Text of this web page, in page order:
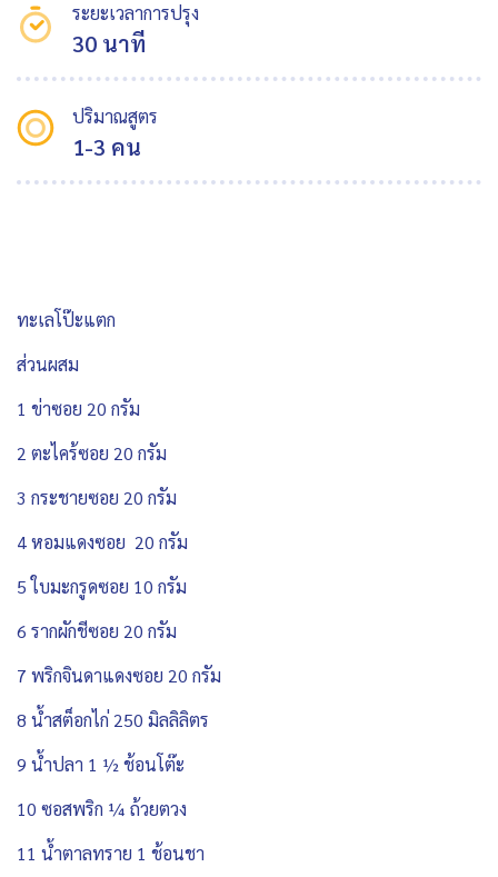
ระยะเวลาการปรุง
30 นาที
ปริมาณสูตร
1-3 คน
ทะเลโป๊ะแตก
ส่วนผสม
1 ข่าซอย 20 กรัม
2 ตะไคร้ซอย 20 กรัม
3 กระชายซอย 20 กรัม
4 หอมแดงซอย 20 กรัม
5 ใบมะกรูดซอย 10 กรัม
6 รากผักชีซอย 20 กรัม
7 พริกจินดาแดงซอย 20 กรัม
8 น้ำสต็อกไก่ 250 มิลลิลิตร
9 น้ำปลา 1 ½ ช้อนโต๊ะ
10 ซอสพริก ¼ ถ้วยตวง
11 น้ำตาลทราย 1 ช้อนชา